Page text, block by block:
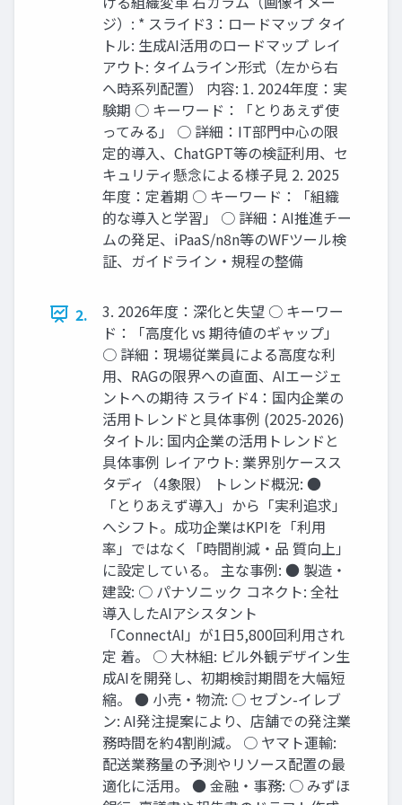
ジ）: * スライド3：ロードマップ タイ
トル: 生成AI活用のロードマップ レイ
アウト: タイムライン形式（左から右
へ時系列配置） 内容: 1.​ 2024年度：実
験期 ○​ キーワード：「とりあえず使
ってみる」 ○​ 詳細：IT部門中心の限
定的導入、ChatGPT等の検証利用、セ
キュリティ懸念による様子見 2.​ 2025
年度：定着期 ○​ キーワード：「組織
的な導入と学習」 ○​ 詳細：AI推進チー
ムの発足、iPaaS/n8n等のWFツール検
証、ガイドライン・規程の整備
2.
3.​ 2026年度：深化と失望 ○​ キーワー
ド：「高度化 vs 期待値のギャップ」
○​ 詳細：現場従業員による高度な利
用、RAGの限界への直面、AIエージェ
ントへの期待 スライド4：国内企業の
活用トレンドと具体事例 (2025-2026)
タイトル: 国内企業の活用トレンドと
具体事例 レイアウト: 業界別ケースス
タディ（4象限） トレンド概況: ●​
「とりあえず導入」から「実利追求」
へシフト。成功企業はKPIを「利用
率」ではなく「時間削減・品 質向上」
に設定している。 主な事例: ●​ 製造・
建設: ○​ パナソニック コネクト: 全社
導入したAIアシスタント
「ConnectAI」が1日5,800回利用され
定 着。 ○​ 大林組: ビル外観デザイン生
成AIを開発し、初期検討期間を大幅短
縮。 ●​ 小売・物流: ○​ セブン-イレブ
ン: AI発注提案により、店舗での発注業
務時間を約4割削減。 ○​ ヤマト運輸:
配送業務量の予測やリソース配置の最
適化に活用。 ●​ 金融・事務: ○​ みずほ